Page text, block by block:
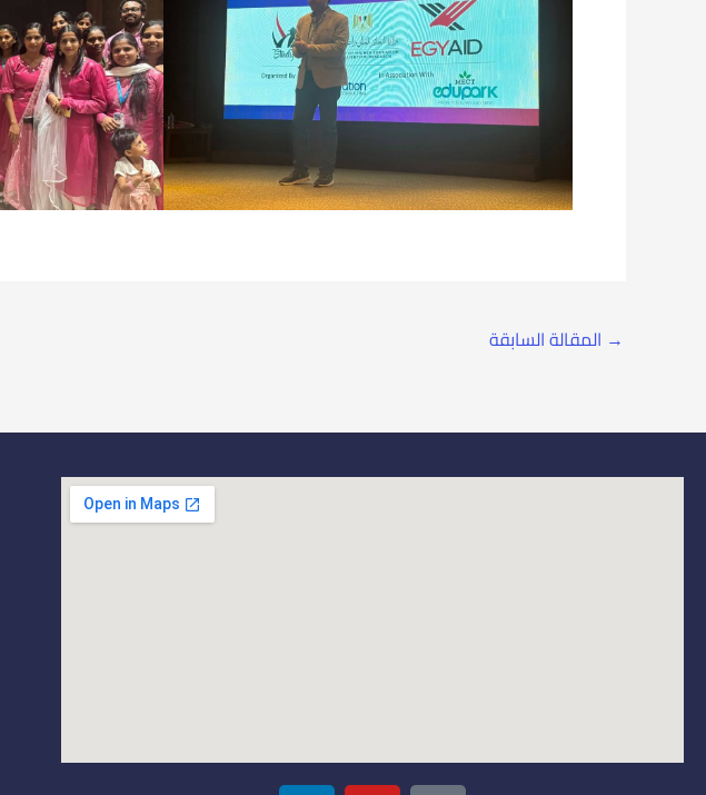
→ المقالة السابقة